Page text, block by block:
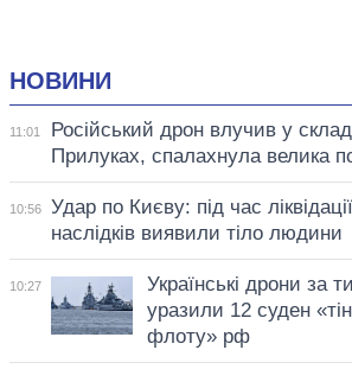
НОВИНИ
11:01
Російський дрон влучив у
Прилуках, спалахнула велика
10:56
Удар по Києву: під час ліквідації
наслідків виявили тіло людини
10:27
Українські дрони за
уразили 12 суден
флоту» рф